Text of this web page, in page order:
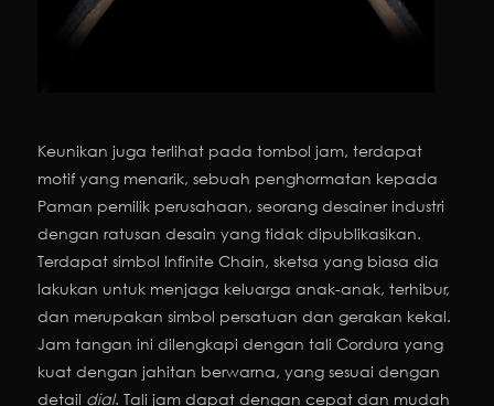
Keunikan juga terlihat pada tombol jam, terdapat
motif yang menarik, sebuah penghormatan kepada
Paman pemilik perusahaan, seorang desainer industri
dengan ratusan desain yang tidak dipublikasikan.
Terdapat simbol Infinite Chain, sketsa yang biasa dia
lakukan untuk menjaga keluarga anak-anak, terhibur,
dan merupakan simbol persatuan dan gerakan kekal.
Jam tangan ini dilengkapi dengan tali Cordura yang
kuat dengan jahitan berwarna, yang sesuai dengan
detail dial. Tali jam dapat dengan cepat dan mudah